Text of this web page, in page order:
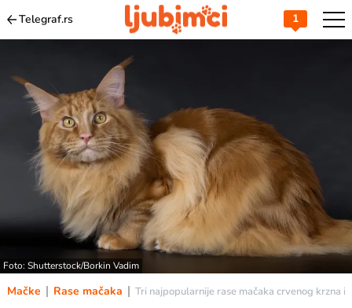
Telegraf.rs 1
Foto: Shutterstock/Borkin Vadim
Mačke Rase mačaka Tri najpopularnije rase mačaka crvenog krzna